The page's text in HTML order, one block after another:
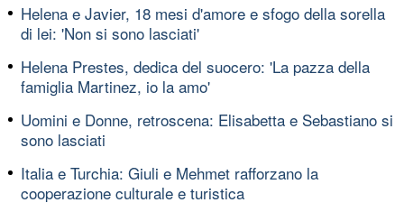
Helena e Javier, 18 mesi d'amore e sfogo della sorella
di lei: 'Non si sono lasciati'
Helena Prestes, dedica del suocero: 'La pazza della
famiglia Martinez, io la amo'
Uomini e Donne, retroscena: Elisabetta e Sebastiano si
sono lasciati
Italia e Turchia: Giuli e Mehmet rafforzano la
cooperazione culturale e turistica